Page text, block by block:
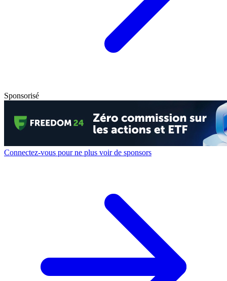
Sponsorisé
Connectez-vous pour ne plus voir de sponsors